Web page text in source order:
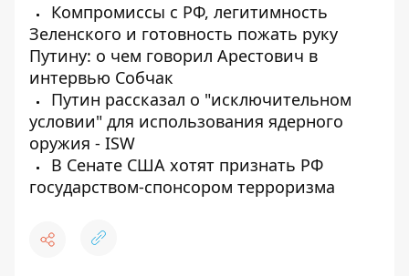
Компромиссы c РФ, легитимность
Зеленского и готовность пожать руку
Путину: о чем говорил Арестович в
интервью Собчак
Путин рассказал о "исключительном
условии" для использования ядерного
оружия - ISW
В Сенате США хотят признать РФ
государством-спонсором терроризма